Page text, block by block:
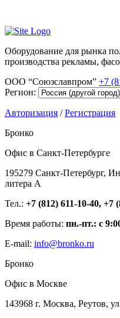
Оборудование для рынка
производства рекламы,
ООО “Союзславпром” +7
Регион:
Авторизация /Регистрация
Бронко
Офис в Санкт-Петербурге
195279 Санкт-Петербург,
литера А
Тел.: +7 (812) 611-10-40, +7
Время работы: пн.-пт.: с
E-mail: info@bronko.ru
Бронко
Офис в Москве
143968 г. Москва, Реутов,